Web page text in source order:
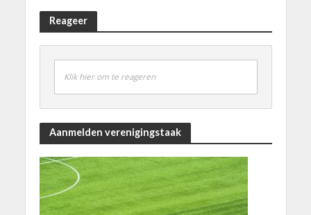
Reageer
Klik hier om te reageren
Aanmelden verenigingstaak